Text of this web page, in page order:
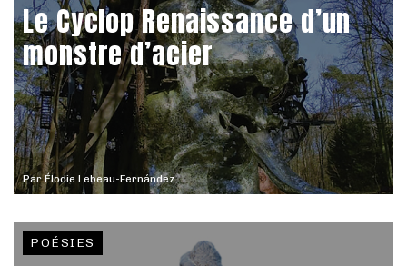
ParÉlodie Lebeau-Fernández
Le Cyclop Renaissance d’un
monstre d’acier
POÉSIES